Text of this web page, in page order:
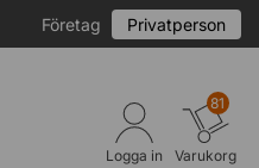
Företag Privatperson
Logga in
81
Varukorg